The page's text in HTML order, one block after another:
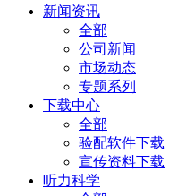
新闻资讯
全部
公司新闻
市场动态
专题系列
下载中心
全部
验配软件下载
宣传资料下载
听力科学